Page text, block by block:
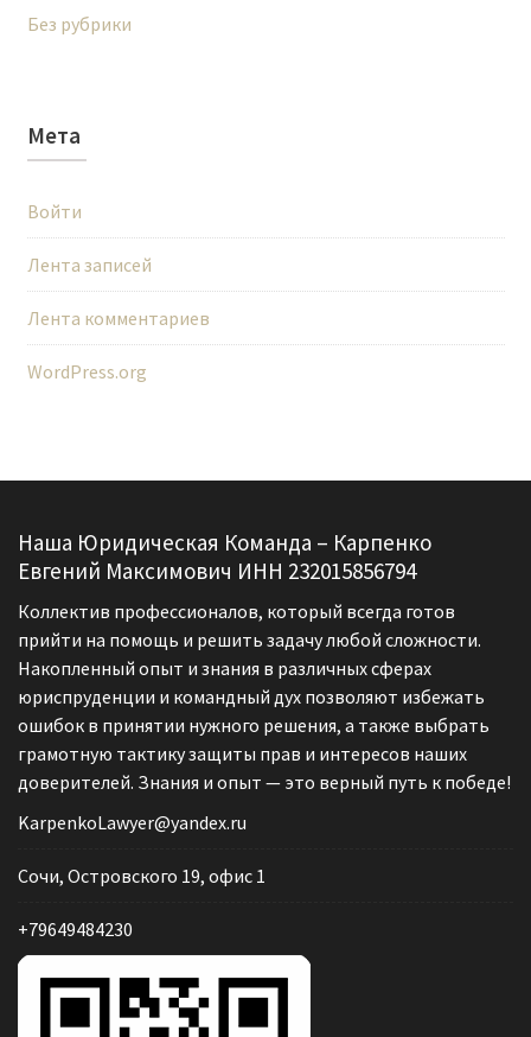
Без рубрики
Мета
Войти
Лента записей
Лента комментариев
WordPress.org
Наша Юридическая Команда – Карпенко
Евгений Максимович ИНН 232015856794
Коллектив профессионалов, который всегда готов
прийти на помощь и решить задачу любой сложности.
Накопленный опыт и знания в различных сферах
юриспруденции и командный дух позволяют избежать
ошибок в принятии нужного решения, а также выбрать
грамотную тактику защиты прав и интересов наших
доверителей. Знания и опыт — это верный путь к победе!
KarpenkoLawyer@yandex.ru
Сочи, Островского 19, офис 1
+79649484230